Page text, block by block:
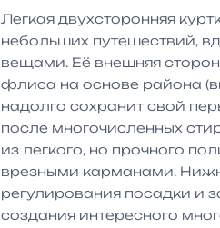
Легкая двухсторонняя
небольших путешествий,
вещами. Её внешняя
флиса на основе района
надолго сохранит свой
после многочисленных
из легкого, но прочного
врезными карманами.
регулирования посадки и
создания интересного